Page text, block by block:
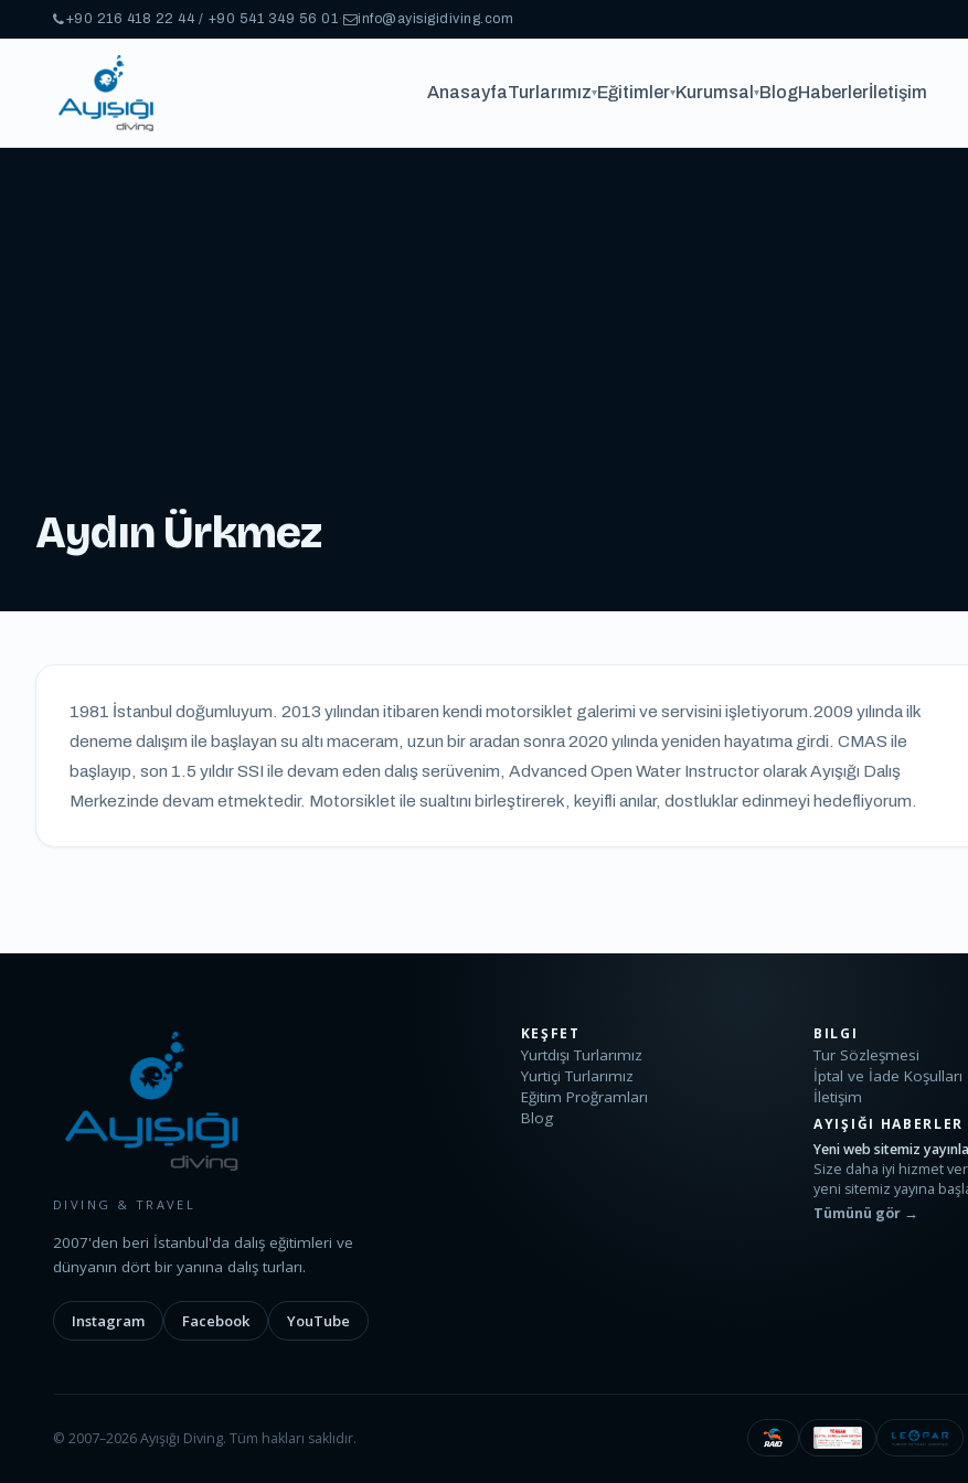
+90 216 418 22 44 / +90 541 349 56 01· info@ayisigidiving.com
AnasayfaTurlarımız▾Eğitimler▾Kurumsal ▾BlogHaberlerİletişim
Aydın Ürkmez
1981 İstanbul doğumluyum. 2013 yılından itibaren kendi motorsiklet galerimi ve servisini işletiyorum.2009 yılında ilk
deneme dalışım ile başlayan su altı maceram, uzun bir aradan sonra 2020 yılında yeniden hayatıma girdi. CMAS ile
başlayıp, son 1.5 yıldır SSI ile devam eden dalış serüvenim, Advanced Open Water Instructor olarak Ayışığı Dalış
Merkezinde devam etmektedir. Motorsiklet ile sualtını birleştirerek, keyifli anılar, dostluklar edinmeyi hedefliyorum.
DIVING & TRAVEL
2007'den beri İstanbul'da dalış eğitimleri ve
dünyanın dört bir yanına dalış turları.
Instagram Facebook YouTube
KEŞFET
Yurtdışı Turlarımız
Yurtiçi Turlarımız
Eğitim Proğramları
Blog
BILGI
Tur Sözleşmesi
İptal ve İade Koşulları
İletişim
AYIŞIĞI HABERLER
Yeni web sitemiz
Size daha iyi hizmet
yeni sitemiz yayına
Tümünü gör →
© 2007–2026 Ayışığı Diving. Tüm hakları saklıdır.